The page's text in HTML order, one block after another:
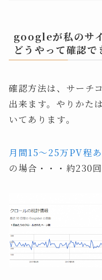
googleが私のサ
どうやって確認で
確認方法は、サーチ
出来ます。やりかたは
いてあります。
月間15～25万PV程
の場合・・・約230